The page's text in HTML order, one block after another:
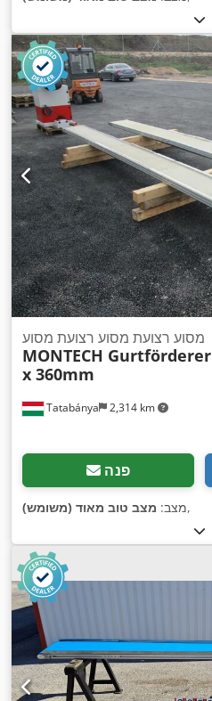
Tatabánya 2,314 km
מסוע רצועת מסוע רצועת מסוע
MONTECH Gurtförderer
x 360mm
פנה
מצב: מצב טוב מאוד (משומש) ,